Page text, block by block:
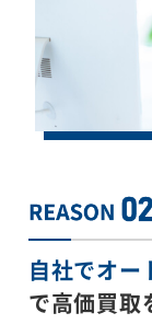
自社でオー
で高価買取